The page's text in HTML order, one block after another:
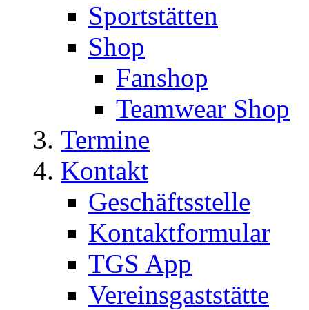
Sportstätten
Shop
Fanshop
Teamwear Shop
Termine
Kontakt
Geschäftsstelle
Kontaktformular
TGS App
Vereinsgaststätte